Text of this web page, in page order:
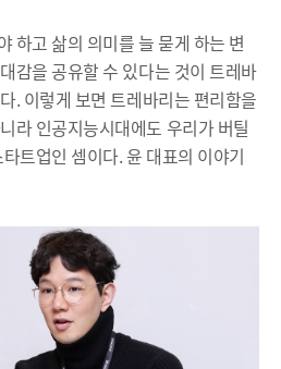
하고 삶의 의미를 늘 묻게 하는 변
감을 공유할 수 있다는 것이 트레바
. 이렇게 보면 트레바리는 편리함을
라 인공지능시대에도 우리가 버틸
트업인 셈이다. 윤 대표의 이야기